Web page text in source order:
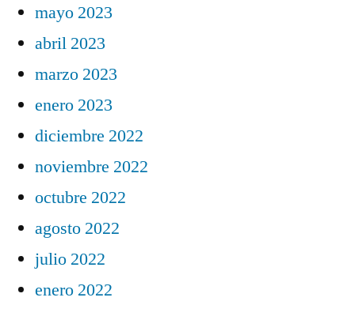
mayo 2023
abril 2023
marzo 2023
enero 2023
diciembre 2022
noviembre 2022
octubre 2022
agosto 2022
julio 2022
enero 2022